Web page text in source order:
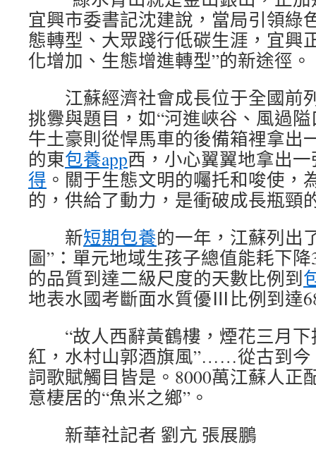
宜興市委書記沈建說，當局引領綠
態轉型、大眾踐行低碳生涯，宜興
化增加、生態增進轉型”的新途徑。
江蘇經濟社會成長位于全國前
挑釁與題目，如“河進峽谷、風過
牛土豪則從悍馬車的後備箱裡拿出
的東包養app西，小心翼翼地拿出
得 。關于生態文明的囑托和唆使，
的，供給了動力，是衝破成長瓶頸
新短期包養的一年，江蘇列出
圖”：單元地域生孩子總值能耗下
的品質到達二級尺度的天數比例到
地表水國考斷面水質優Ⅲ比例到
“故人西辭黃鶴樓，煙花三月下
紅，水村山郭酒旗風”……從古到今
詞歌賦觸目皆是。8000萬江蘇人正
意棲居的“魚米之鄉”。
新華社記者 劉亢 張展鵬